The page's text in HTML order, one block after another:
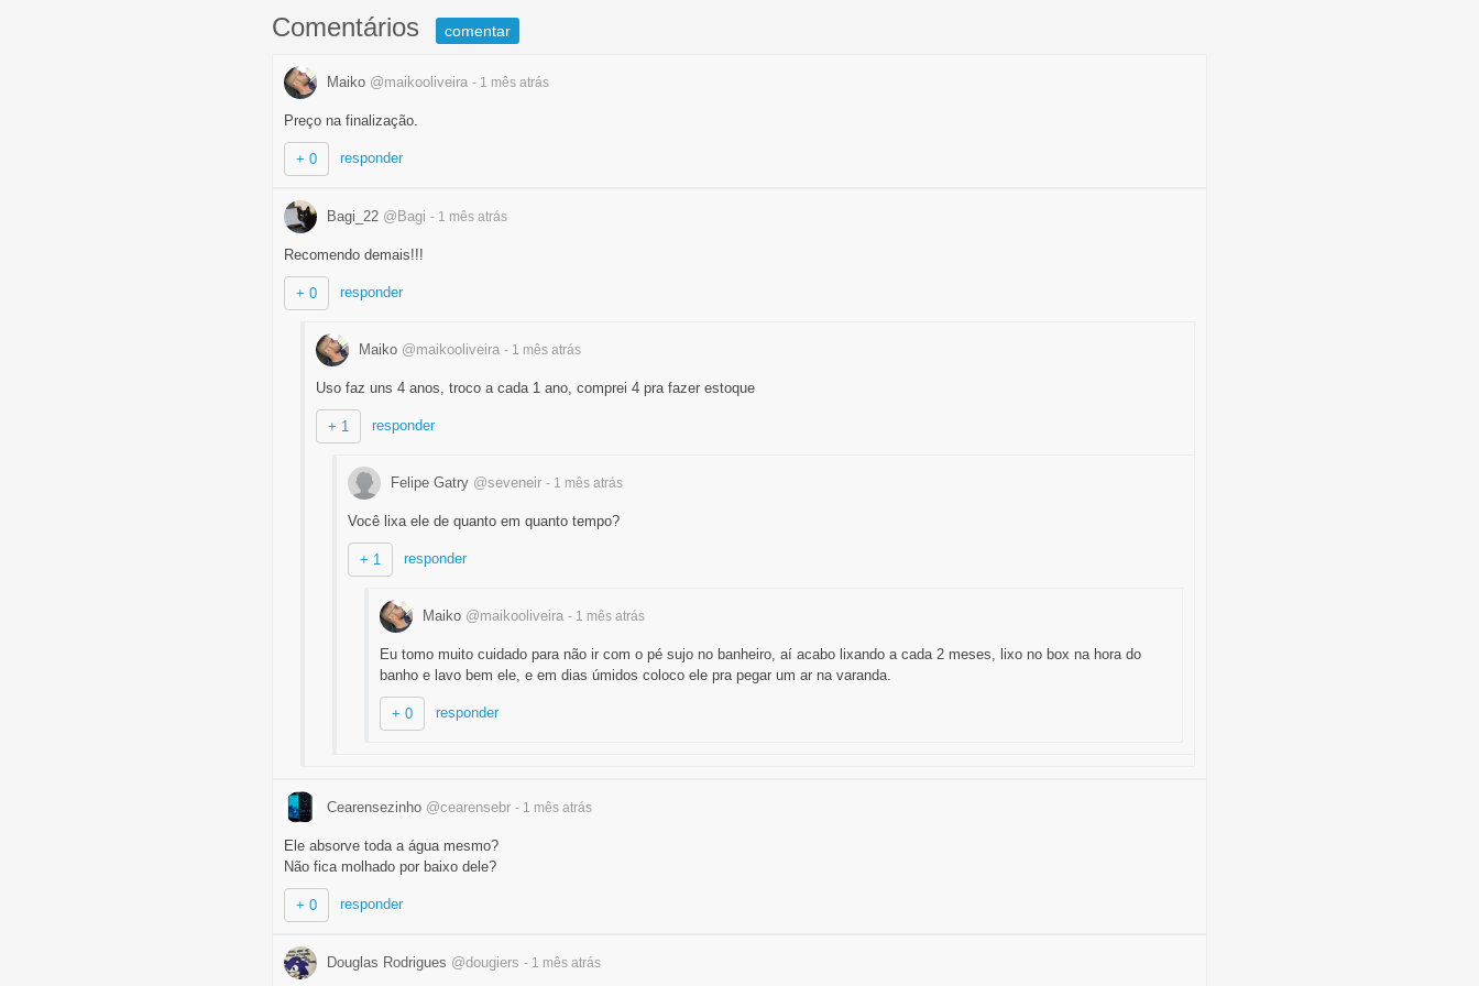
Comentários comentar
Maiko @maikooliveira - 1 mês atrás
Preço na finalização.
+ 0 responder
Bagi_22 @Bagi - 1 mês atrás
Recomendo demais!!!
+ 0 responder
Maiko @maikooliveira - 1 mês atrás
Uso faz uns 4 anos, troco a cada 1 ano, comprei 4 pra fazer estoque
+ 1 responder
Felipe Gatry @seveneir - 1 mês atrás
Você lixa ele de quanto em quanto tempo?
+ 1 responder
Maiko @maikooliveira - 1 mês atrás
Eu tomo muito cuidado para não ir com o pé sujo no banheiro, aí acabo lixando a cada 2 meses, lixo no box na hora do
banho e lavo bem ele, e em dias úmidos coloco ele pra pegar um ar na varanda.
+ 0 responder
Cearensezinho @cearensebr - 1 mês atrás
Ele absorve toda a água mesmo?
Não fica molhado por baixo dele?
+ 0 responder
Douglas Rodrigues @dougiers - 1 mês atrás